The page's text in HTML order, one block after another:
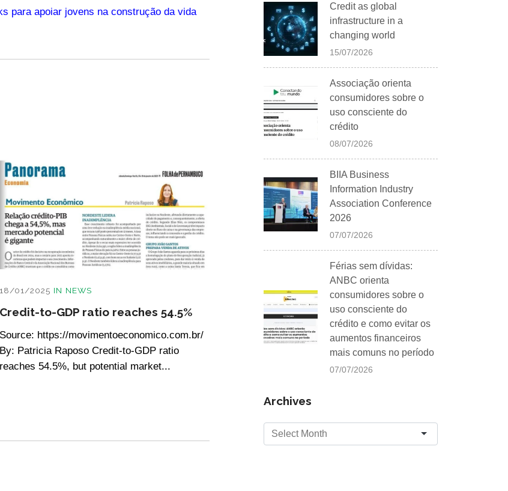
para apoiar jovens na construção da vida
18/01/2025 IN NEWS
Credit-to-GDP ratio reaches 54.5%
Source: https://movimentoeconomico.com.br/
By: Patricia Raposo Credit-to-GDP ratio
reaches 54.5%, but potential market...
Credit as global
infrastructure in a
changing world
15/07/2026
Associação orienta
consumidores sobre o
uso consciente do
crédito
08/07/2026
BIIA Business
Information Industry
Association Conference
2026
07/07/2026
Férias sem dívidas:
ANBC orienta
consumidores sobre o
uso consciente do
crédito e como evitar os
aumentos financeiros
mais comuns no período
07/07/2026
Archives